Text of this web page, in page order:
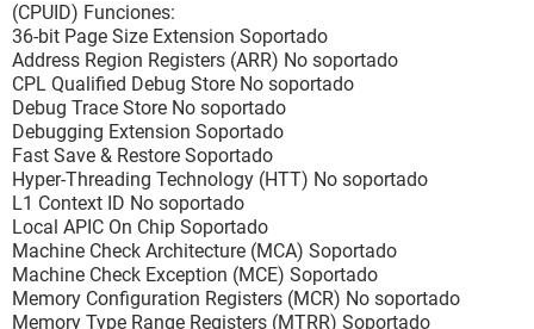
[ Módulos de memoria / A6 ]
Propiedades del módulo de memoria:
Identificación del socket A6
Tipo EDO
Velocidad 70 ns
Tamaño instalado No instalado
Tamaño activado No instalado
[ Periféricos de memoria / A4 ]
Propiedades del dispositivo de memoria:
Forma DIMM
(CPUID) Funciones:
36-bit Page Size Extension Soportado
Address Region Registers (ARR) No soportado
CPL Qualified Debug Store No soportado
Debug Trace Store No soportado
Debugging Extension Soportado
Fast Save & Restore Soportado
Hyper-Threading Technology (HTT) No soportado
L1 Context ID No soportado
Local APIC On Chip Soportado
Machine Check Architecture (MCA) Soportado
Machine Check Exception (MCE) Soportado
Memory Configuration Registers (MCR) No soportado
Memory Type Range Registers (MTRR) Soportado